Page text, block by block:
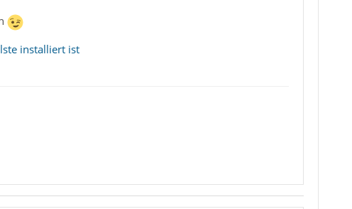
installiert ist